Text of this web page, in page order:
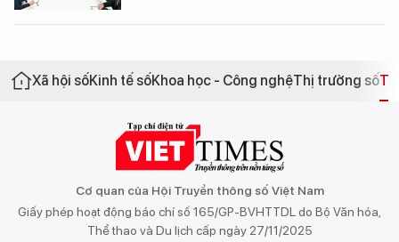
Xã hội sốKinh tế sốKhoa học - Công nghệThị trường số
Cơ quan của Hội Truyền thông số Việt Nam
Giấy phép hoạt động báo chí số 165/GP-BVHTTDL do Bộ Văn hóa,
Thể thao và Du lịch cấp ngày 27/11/2025